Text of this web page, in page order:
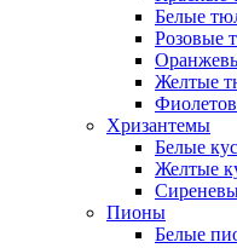
Белые
Розовые
Желтые
Хризантемы
Белые
Желтые
Пионы
Белые